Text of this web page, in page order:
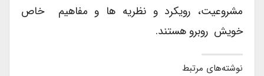
مشروعیت، رویکرد و نظریه ها و مفاهیم خاص
خویش روبرو هستند.
نوشته‌های مرتبط